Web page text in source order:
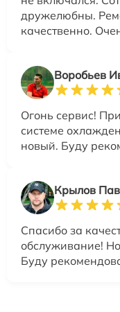
дружелюбны.
качественно.
Воробьев
Огонь сервис!
системе
новый. Буду
Крылов
Спасибо за
обслуживание!
Буду